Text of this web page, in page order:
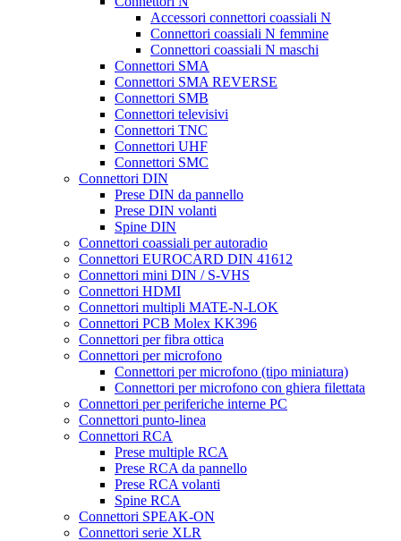
Accessori connettori coassiali N
Connettori coassiali N femmine
Connettori coassiali N maschi
Connettori SMA
Connettori SMA REVERSE
Connettori SMB
Connettori televisivi
Connettori TNC
Connettori UHF
Connettori SMC
Connettori DIN
Prese DIN da pannello
Prese DIN volanti
Spine DIN
Connettori coassiali per autoradio
Connettori EUROCARD DIN 41612
Connettori mini DIN / S-VHS
Connettori HDMI
Connettori multipli MATE-N-LOK
Connettori PCB Molex KK396
Connettori per fibra ottica
Connettori per microfono
Connettori per microfono (tipo miniatura)
Connettori per microfono con ghiera filettata
Connettori per periferiche interne PC
Connettori punto-linea
Connettori RCA
Prese multiple RCA
Prese RCA da pannello
Prese RCA volanti
Spine RCA
Connettori SPEAK-ON
Connettori serie XLR